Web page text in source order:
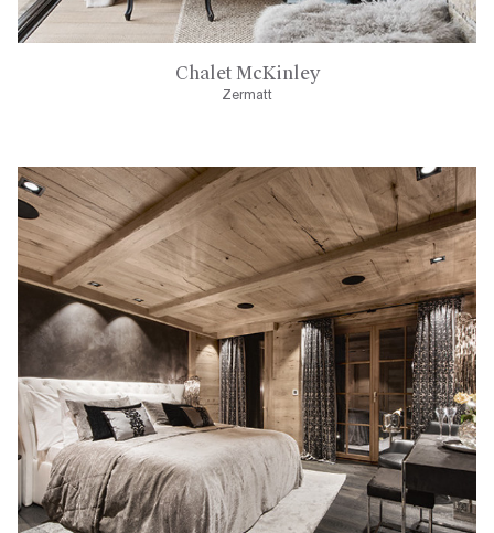
Chalet McKinley
Zermatt